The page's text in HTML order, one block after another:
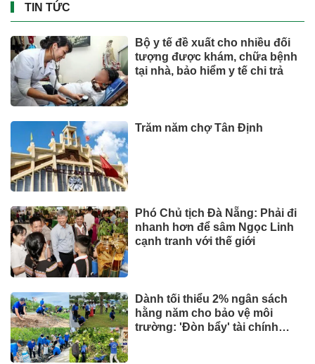
TIN TỨC
Bộ y tế đề xuất cho nhiều đối
tượng được khám, chữa bệnh
tại nhà, bảo hiểm y tế chi trả
Trăm năm chợ Tân Định
Phó Chủ tịch Đà Nẵng: Phải đi
nhanh hơn để sâm Ngọc Linh
cạnh tranh với thế giới
Dành tối thiểu 2% ngân sách
hằng năm cho bảo vệ môi
trường: 'Đòn bẩy' tài chính